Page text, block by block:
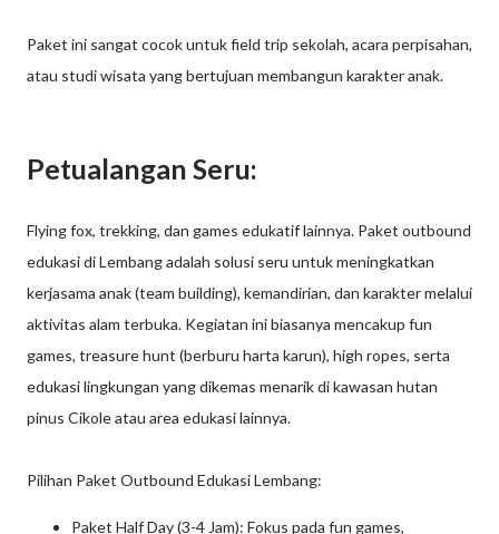
Paket ini sangat cocok untuk field trip sekolah, acara perpisahan,
atau studi wisata yang bertujuan membangun karakter anak.
Petualangan Seru:
Flying fox, trekking, dan games edukatif lainnya. Paket outbound
edukasi di Lembang adalah solusi seru untuk meningkatkan
kerjasama anak (team building), kemandirian, dan karakter melalui
aktivitas alam terbuka. Kegiatan ini biasanya mencakup fun
games, treasure hunt (berburu harta karun), high ropes, serta
edukasi lingkungan yang dikemas menarik di kawasan hutan
pinus Cikole atau area edukasi lainnya.
Pilihan Paket Outbound Edukasi Lembang:
Paket Half Day (3-4 Jam): Fokus pada fun games,